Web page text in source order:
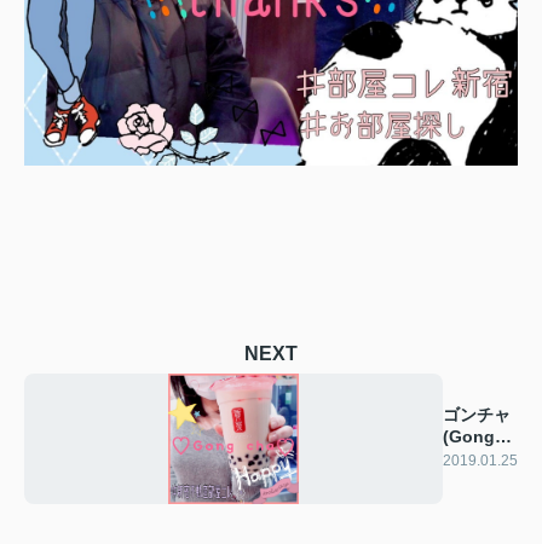
NEXT
ゴンチャ
(Gong
cha)♡♡
2019.01.25